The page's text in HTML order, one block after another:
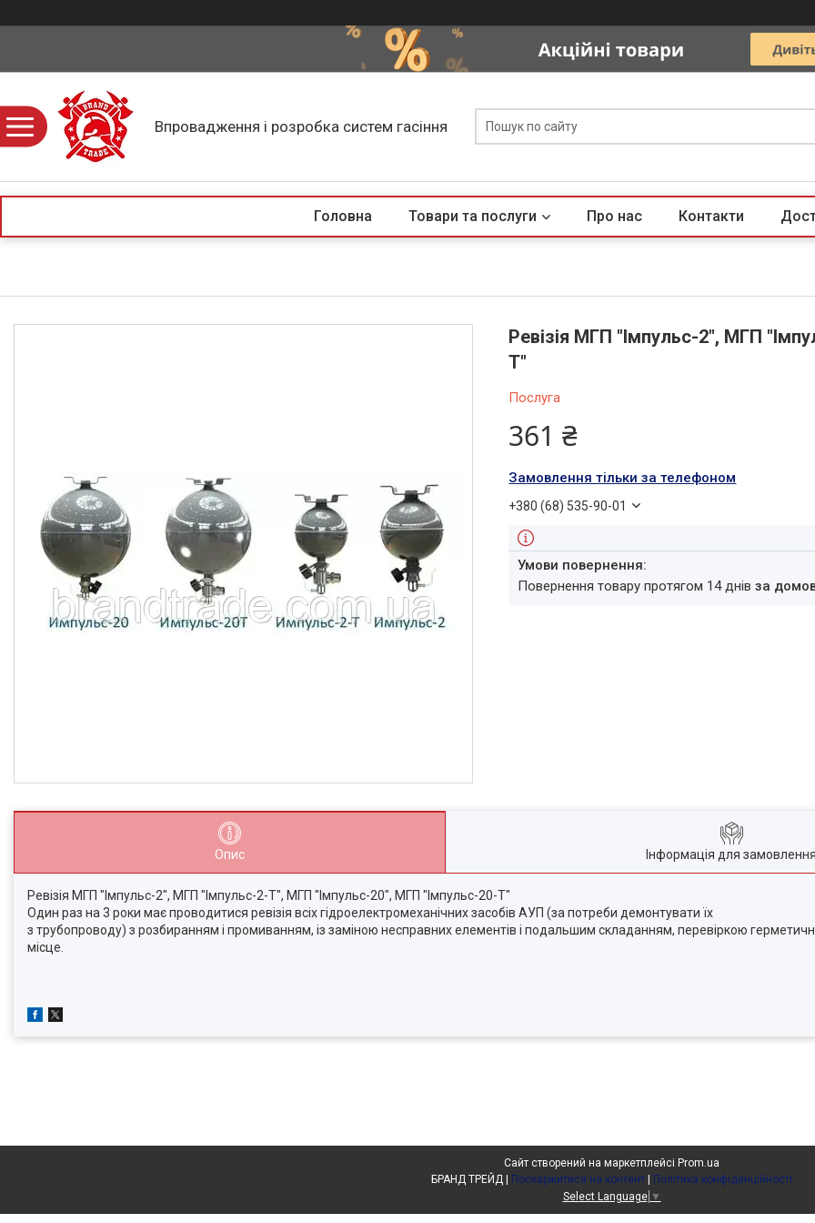
Впровадження і розробка систем гасіння
Головна Товари та послуги Про нас Контакти
Ревізія МГП "Імпульс-2", МГП
Т"
Послуга
361 ₴
Замовлення тільки за телефоном
+380 (68) 535-90-01
повернення товару протягом 14 днівза
Опис Інформація для замовлення
Ревізія МГП "Імпульс-2", МГП "Імпульс-2-Т", МГП "Імпульс-20", МГП "Імпульс-20-Т"
Один раз на 3 роки має проводитися ревізія всіх гідроелектромеханічних засобів АУП (за потреби демонтувати їх
з трубопроводу) з розбиранням і промиванням, із заміною несправних елементів і подальшим складанням, перевіркою
місце.
Сайт створений на маркетплейсі Prom.ua
Поскаржитися на контент
Політика конфіденційності
Select Language ▼